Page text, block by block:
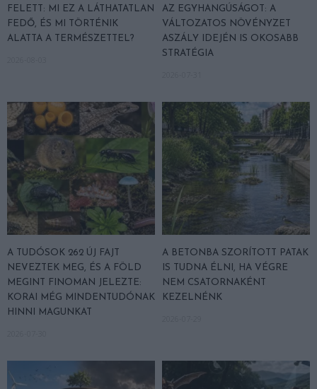
FELETT: MI EZ A LÁTHATATLAN
FEDŐ, ÉS MI TÖRTÉNIK
ALATTA A TERMÉSZETTEL?
AZ EGYHANGÚSÁGOT: A
VÁLTOZATOS NÖVÉNYZET
ASZÁLY IDEJÉN IS OKOSABB
STRATÉGIA
A TUDÓSOK 262 ÚJ FAJT
NEVEZTEK MEG, ÉS A FÖLD
MEGINT FINOMAN JELEZTE:
KORAI MÉG MINDENTUDÓNAK
HINNI MAGUNKAT
A BETONBA SZORÍTOTT PATAK
IS TUDNA ÉLNI, HA VÉGRE
NEM CSATORNAKÉNT
KEZELNÉNK